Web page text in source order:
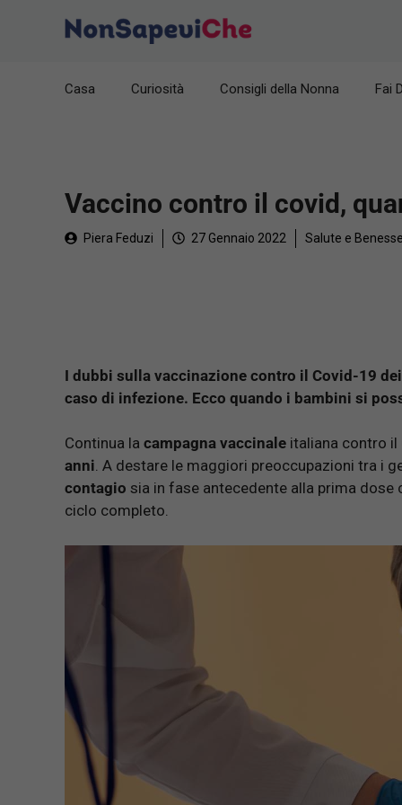
Casa Curiosità Consigli della Nonna Fai
Vaccino contro il covid,
Piera Feduzi 27 Gennaio 2022 Salute e
I dubbi sulla vaccinazione contro il Covid-19
caso di infezione. Ecco quando i bambini si
Continua la campagna vaccinale italiana contro il
anni. A destare le maggiori preoccupazioni tra i
contagio sia in fase antecedente alla prima dose
ciclo completo.